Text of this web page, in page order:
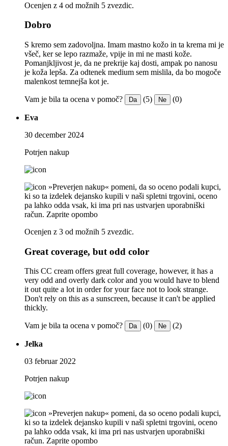
Ocenjen z 4 od možnih 5 zvezdic.
Dobro
S kremo sem zadovoljna. Imam mastno kožo in ta krema mi je
všeč, ker se lepo razmaže, vpije in mi ne masti kože.
Pomanjkljivost je, da ne prekrije kaj dosti, ampak po nanosu
je koža lepša. Za odtenek medium sem mislila, da bo mogoče
malenkost temnejša kot je.
Vam je bila ta ocena v pomoč? Da (5) Ne (0)
Eva
30 december 2024
Potrjen nakup
»Preverjen nakup« pomeni, da so oceno podali kupci,
ki so ta izdelek dejansko kupili v naši spletni trgovini, oceno
pa lahko odda vsak, ki ima pri nas ustvarjen uporabniški
račun. Zaprite opombo
Ocenjen z 3 od možnih 5 zvezdic.
Great coverage, but odd color
This CC cream offers great full coverage, however, it has a
very odd and overly dark color and you would have to blend
it out quite a lot in order for your face not to look strange.
Don't rely on this as a sunscreen, because it can't be applied
thickly.
Vam je bila ta ocena v pomoč? Da (0) Ne (2)
Jelka
03 februar 2022
Potrjen nakup
»Preverjen nakup« pomeni, da so oceno podali kupci,
ki so ta izdelek dejansko kupili v naši spletni trgovini, oceno
pa lahko odda vsak, ki ima pri nas ustvarjen uporabniški
račun. Zaprite opombo